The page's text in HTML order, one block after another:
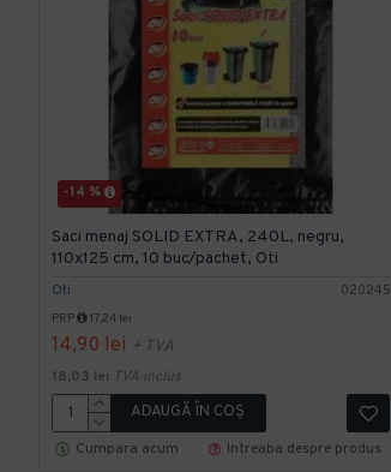
-14 %
Oti 020245
Saci menaj SOLID EXTRA, 240L, negru,
110x125 cm, 10 buc/pachet, Oti
PRP 17,24 lei
14,90 lei + TVA
18,03 lei TVA inclus
ADAUGĂ ÎN COŞ
Cumpara acum
Intreaba despre produs